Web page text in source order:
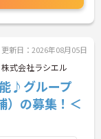
更新日：2026年08月05日
株式会社ラシエル
♪グループ
）の募集！＜